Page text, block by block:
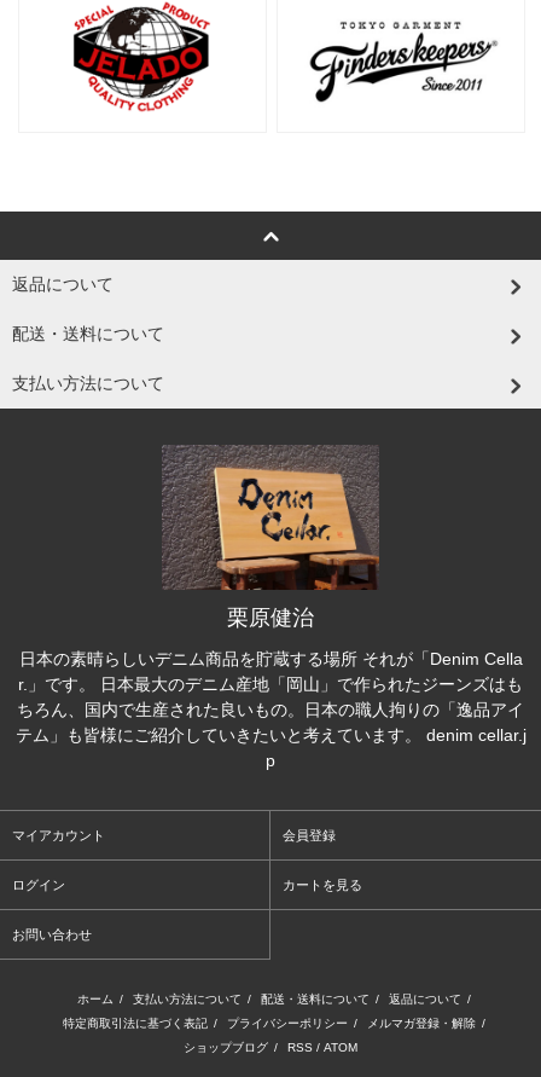
返品について
配送・送料について
支払い方法について
栗原健治
日本の素晴らしいデニム商品を貯蔵する場所 それが「Denim Cella
r.」です。 日本最大のデニム産地「岡山」で作られたジーンズはも
ちろん、国内で生産された良いもの。日本の職人拘りの「逸品アイ
テム」も皆様にご紹介していきたいと考えています。 denim cellar.j
p
マイアカウント 会員登録
ログイン カートを見る
お問い合わせ
ホーム / 支払い方法について / 配送・送料について / 返品について /
特定商取引法に基づく表記 / プライバシーポリシー / メルマガ登録・解除 /
ショップブログ / RSS / ATOM